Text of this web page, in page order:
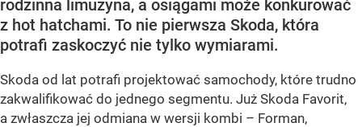
rodzinna limuzyna, a osiągami może konkurować
z hot hatchami. To nie pierwsza Skoda, która
potrafi zaskoczyć nie tylko wymiarami.
Skoda od lat potrafi projektować samochody, które trudno
zakwalifikować do jednego segmentu. Już Skoda Favorit,
a zwłaszcza jej odmiana w wersji kombi – Forman,